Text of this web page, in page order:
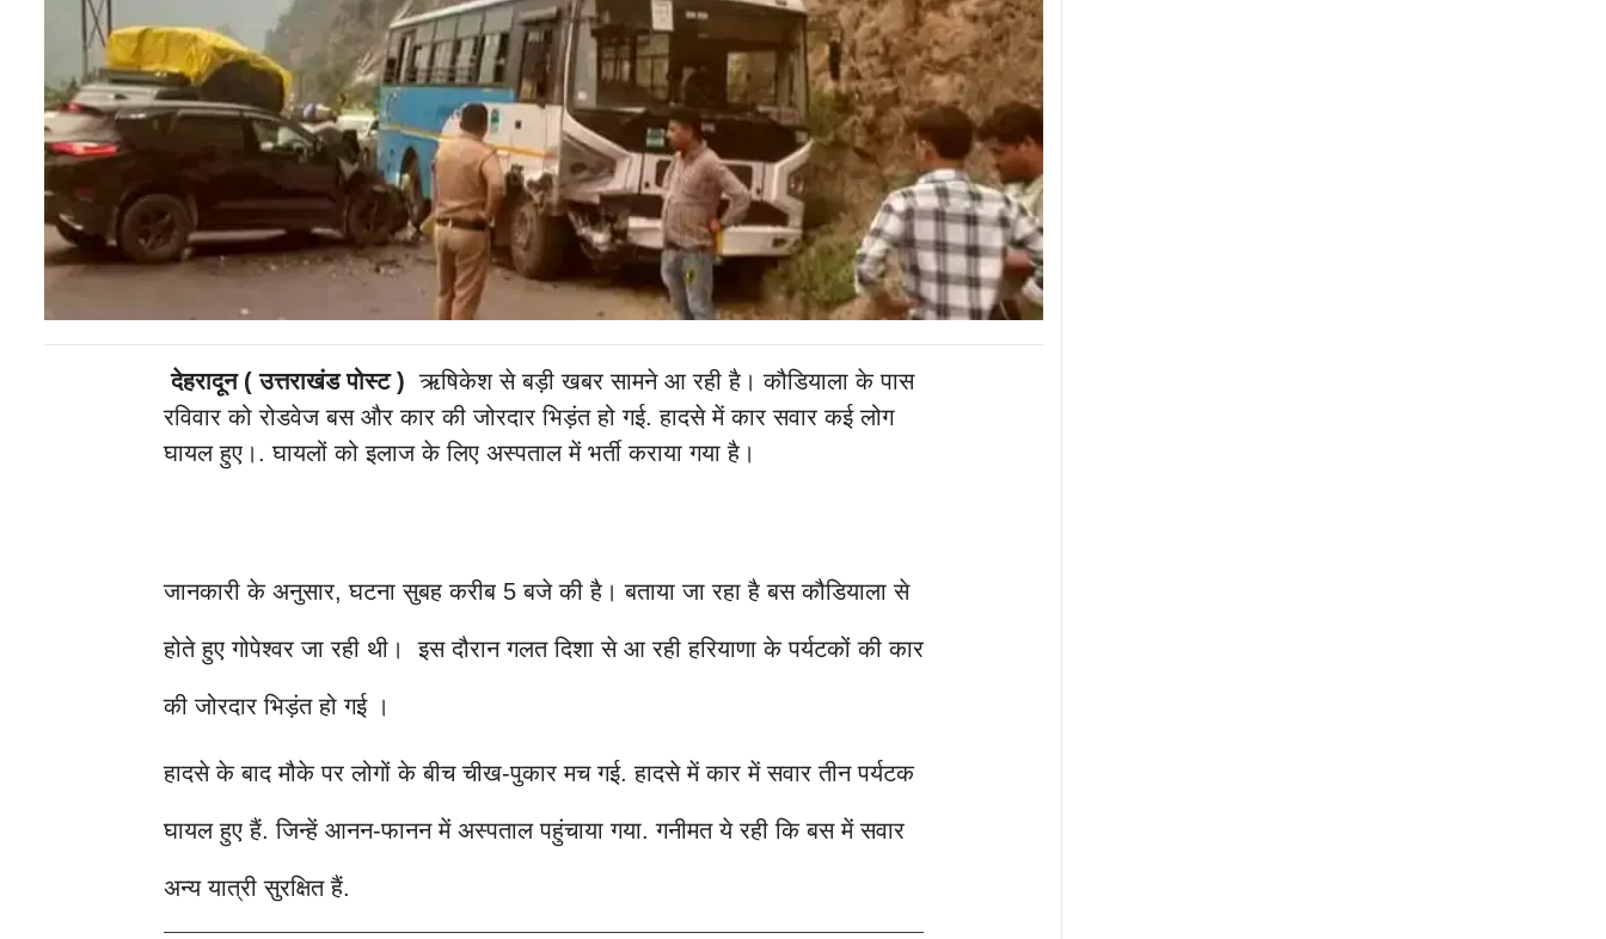
देहरादून ( उत्तराखंड पोस्ट ) ऋषिकेश से बड़ी खबर सामने आ रही है। कौडियाला के पास
रविवार को रोडवेज बस और कार की जोरदार भिड़ंत हो गई. हादसे में कार सवार कई लोग
घायल हुए।. घायलों को इलाज के लिए अस्पताल में भर्ती कराया गया है।
जानकारी के अनुसार, घटना सुबह करीब 5 बजे की है। बताया जा रहा है बस कौडियाला से
होते हुए गोपेश्वर जा रही थी। इस दौरान गलत दिशा से आ रही हरियाणा के पर्यटकों की कार
की जोरदार भिड़ंत हो गई ।
हादसे के बाद मौके पर लोगों के बीच चीख-पुकार मच गई. हादसे में कार में सवार तीन पर्यटक
घायल हुए हैं. जिन्हें आनन-फानन में अस्पताल पहुंचाया गया. गनीमत ये रही कि बस में सवार
अन्य यात्री सुरक्षित हैं.